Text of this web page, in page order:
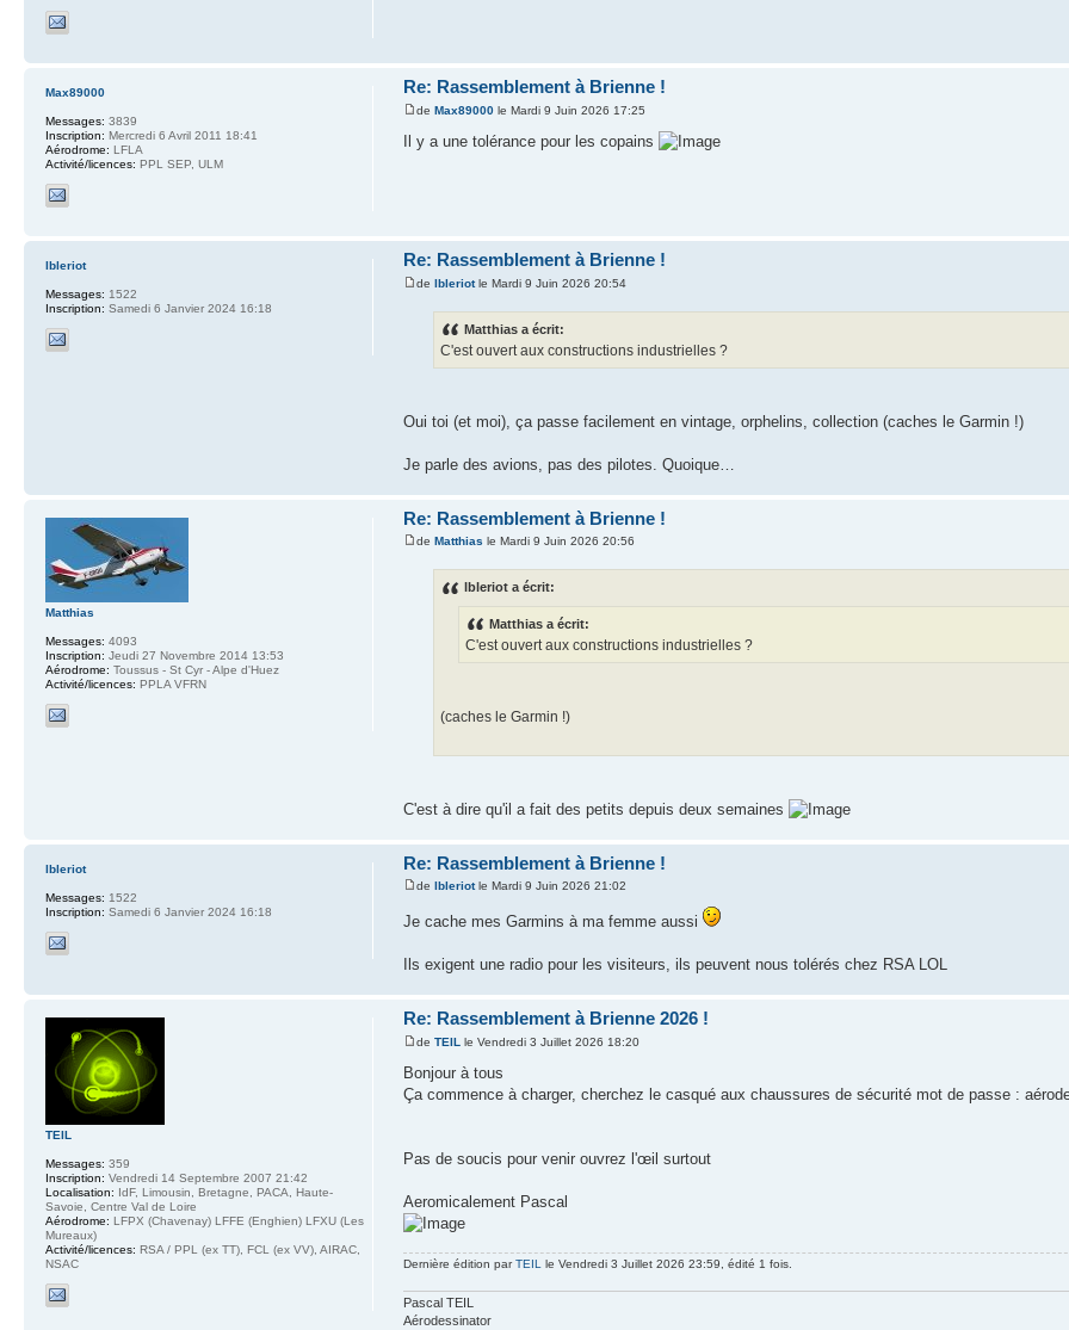
Re: Rassemblement à Brienne !
deMax89000 le Mardi 9 Juin 2026 17:25
Il y a une tolérance pour les copains
Max89000
Messages: 3839
Inscription: Mercredi 6 Avril 2011 18:41
Aérodrome: LFLA
Activité/licences: PPL SEP, ULM
Re: Rassemblement à Brienne !
delbleriotle Mardi 9 Juin 2026 20:54
Matthias a écrit:
C'est ouvert aux constructions industrielles ?
Oui toi (et moi), ça passe facilement en vintage, orphelins, collection (caches le Garmin !)
Je parle des avions, pas des pilotes. Quoique…
lbleriot
Messages: 1522
Inscription: Samedi 6 Janvier 2024 16:18
Re: Rassemblement à Brienne !
deMatthias le Mardi 9 Juin 2026 20:56
lbleriot a écrit:
Matthias a écrit:
C'est ouvert aux constructions industrielles ?
(caches le Garmin !)
C'est à dire qu'il a fait des petits depuis deux semaines
Matthias
Messages: 4093
Inscription: Jeudi 27 Novembre 2014 13:53
Aérodrome: Toussus - St Cyr - Alpe d'Huez
Activité/licences: PPLA VFRN
Re: Rassemblement à Brienne !
delbleriotle Mardi 9 Juin 2026 21:02
Je cache mes Garmins à ma femme aussi
Ils exigent une radio pour les visiteurs, ils peuvent nous tolérés chez RSA LOL
lbleriot
Messages: 1522
Inscription: Samedi 6 Janvier 2024 16:18
Re: Rassemblement à Brienne 2026 !
deTEIL le Vendredi 3 Juillet 2026 18:20
Bonjour à tous
Ça commence à charger, cherchez le casqué aux chaussures de sécurité mot de passe :
Pas de soucis pour venir ouvrez l'œil surtout
Aeromicalement Pascal
Dernière édition parTEIL le Vendredi 3 Juillet 2026 23:59, édité 1 fois.
Pascal TEIL
Aérodessinator
TEIL
Messages: 359
Inscription: Vendredi 14 Septembre 2007 21:42
Localisation: IdF, Limousin, Bretagne, PACA, Haute-
Savoie, Centre Val de Loire
Aérodrome: LFPX (Chavenay) LFFE (Enghien) LFXU (Les
Mureaux)
Activité/licences: RSA / PPL (ex TT), FCL (ex VV), AIRAC,
NSAC